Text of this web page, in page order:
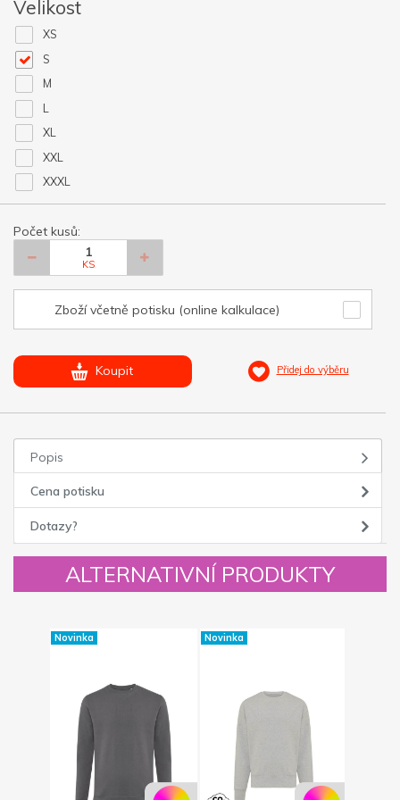
Velikost
XS
S
M
L
XL
XXL
XXXL
Počet kusů:
KS
Zboží včetně potisku (online kalkulace)
Koupit Přidej do výběru
Popis
Cena potisku
Dotazy?
ALTERNATIVNÍ PRODUKTY
Novinka Novinka